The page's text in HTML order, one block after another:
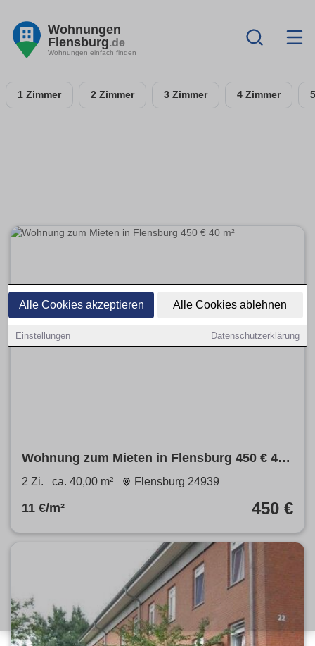
Alle Cookies akzeptieren Alle Cookies ablehnen
Einstellungen Datenschutzerklärung
Wohnungen
Flensburg.de
Wohnungen einfach finden
1 Zimmer 2 Zimmer 3 Zimmer 4 Zimmer
Wohnung zum Mieten in Flensburg 450 € 40
m²
2 Zi. ca. 40,00 m² Flensburg 24939
11 €/m² 450 €